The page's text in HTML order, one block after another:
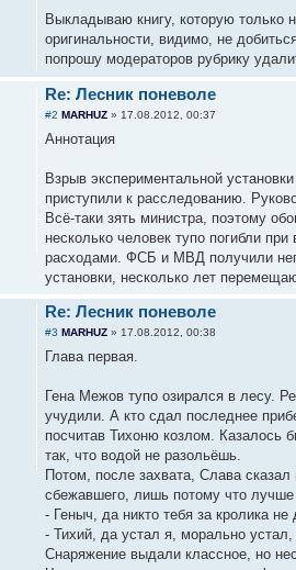
Выкладываю книгу, которую только
оригинальности, видимо, не
попрошу модераторов рубрику
Re: Лесник поневоле
#2 MARHUZ » 17.08.2012, 00:37
Аннотация
Взрыв экспериментальной
приступили к расследованию.
Всё-таки зять министра, поэтому
несколько человек тупо погибли
расходами. ФСБ и МВД получили
установки, несколько лет
Re: Лесник поневоле
#3 MARHUZ » 17.08.2012, 00:38
Глава первая.
Гена Межов тупо озирался в лесу.
учудили. А кто сдал последнее
посчитав Тихоню козлом. Казалось
так, что водой не разольёшь.
Потом, после захвата, Слава
сбежавшего, лишь потому что лучше
- Геныч, да никто тебя за кролика
- Тихий, да устал я, морально
Снаряжение выдали классное, но